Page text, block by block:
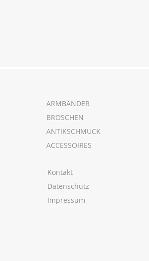
ARMBÄNDER
BROSCHEN
ANTIKSCHMUCK
ACCESSOIRES
Kontakt
Datenschutz
Impressum